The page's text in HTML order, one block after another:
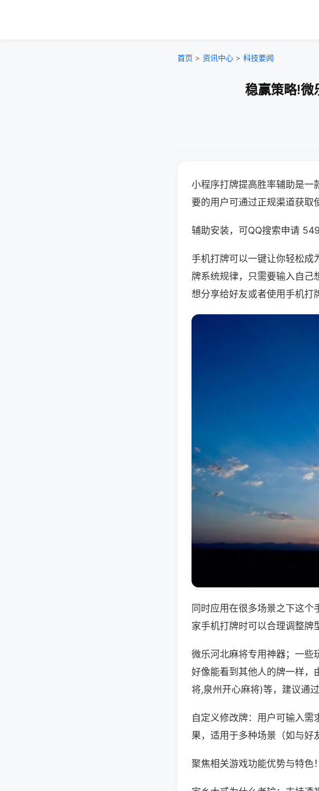
首页 > 资讯中心 > 科技要闻
稳赢策略!微
小程序打牌提高胜率辅助是一
要的用户可通过正规渠道获取
辅助安装，可QQ搜索申请
手机打牌可以一键让你轻松成
牌系统规律，只需要输入自己
想分享给好友或者使用手机打
同时应用在很多场景之下这个
家手机打牌时可以合理调整牌
微乐河北麻将专用神器；一些
好像能看到其他人的牌一样，
将,泉州开心麻将)等，建议通
自定义修改牌：用户可输入需
果，适用于多种场景（如与好
聚焦相关游戏功能优势与特色！